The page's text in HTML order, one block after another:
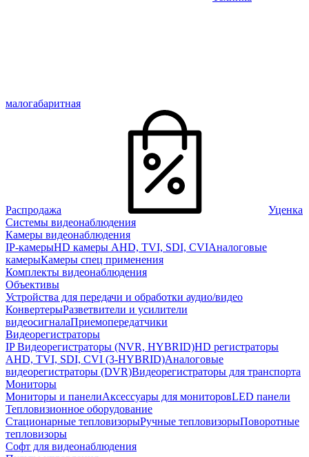
малогабаритная
Распродажа
Уценка
Системы видеонаблюдения
Камеры видеонаблюдения
IP-камерыHD камеры AHD, TVI, SDI, CVIАналоговые
камерыКамеры спец применения
Комплекты видеонаблюдения
Объективы
Устройства для передачи и обработки аудио/видео
КонвертерыРазветвители и усилители
видеосигналаПриемопередатчики
Видеорегистраторы
IP Видеорегистраторы (NVR, HYBRID)HD регистраторы
AHD, TVI, SDI, CVI (3-HYBRID)Аналоговые
видеорегистраторы (DVR)Видеорегистраторы для транспорта
Мониторы
Мониторы и панелиАксессуары для мониторовLED панели
Тепловизионное оборудование
Стационарные тепловизорыРучные тепловизорыПоворотные
тепловизоры
Софт для видеонаблюдения